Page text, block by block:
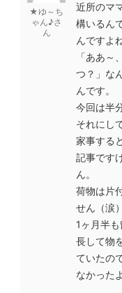
★ゆ～ち
ゃん♪さ
ん
近所のマ
構いるん
んですよね
「ああ
つ？」な
んです。
今回は半
それにし
家事する
記事です
ん。
荷物は片
せん（涙）
1ヶ月半
長して物
ていたの
なかった